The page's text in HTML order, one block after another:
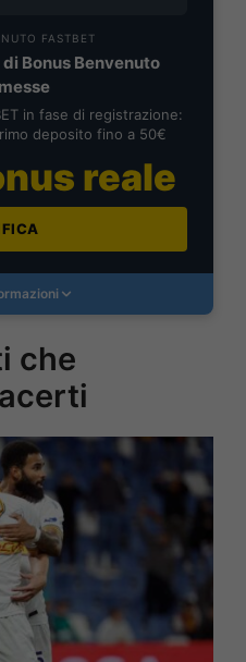
FASTBET
Bonus Benvenuto
in fase di registrazione:
deposito fino a 50€
reale
che